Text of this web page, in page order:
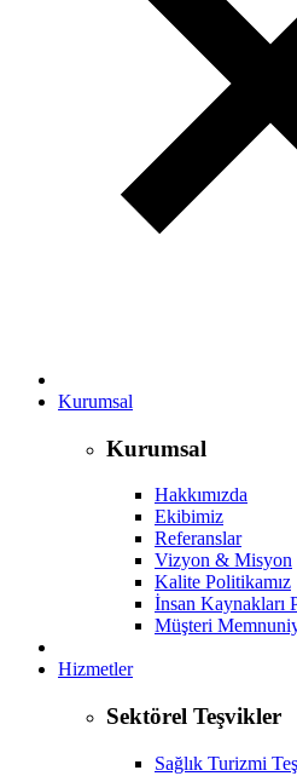
Kurumsal
Kurumsal
Hakkımızda
Ekibimiz
Referanslar
Vizyon & Misyon
Kalite Politikamız
İnsan Kaynakları
Müşteri
Hizmetler
Sektörel Teşvikler
Sağlık Turizmi